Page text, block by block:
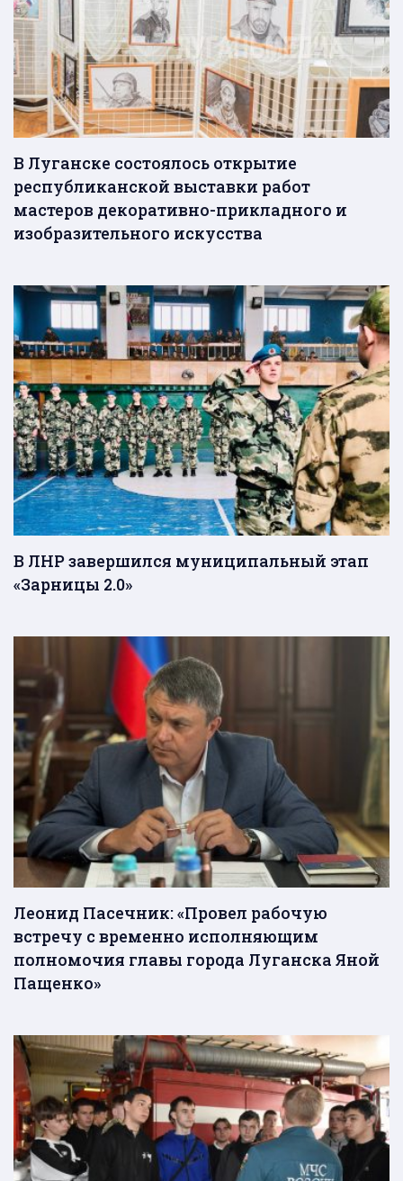
В Луганске состоялось открытие
республиканской выставки работ
мастеров декоративно-прикладного и
изобразительного искусства
В ЛНР завершился муниципальный этап
«Зарницы 2.0»
Леонид Пасечник: «Провел рабочую
встречу с временно исполняющим
полномочия главы города Луганска Яной
Пащенко»